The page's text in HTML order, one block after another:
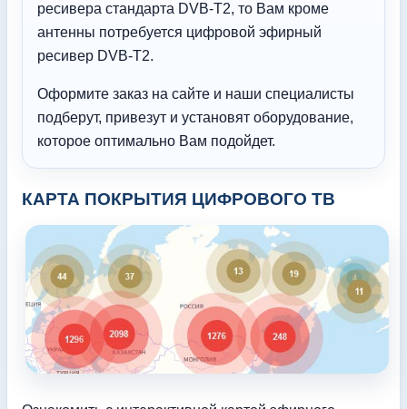
ресивера стандарта DVB-T2, то Вам кроме
антенны потребуется цифровой эфирный
ресивер DVB-T2.
Оформите заказ на сайте и наши специалисты
подберут, привезут и установят оборудование,
которое оптимально Вам подойдет.
КАРТА ПОКРЫТИЯ ЦИФРОВОГО ТВ